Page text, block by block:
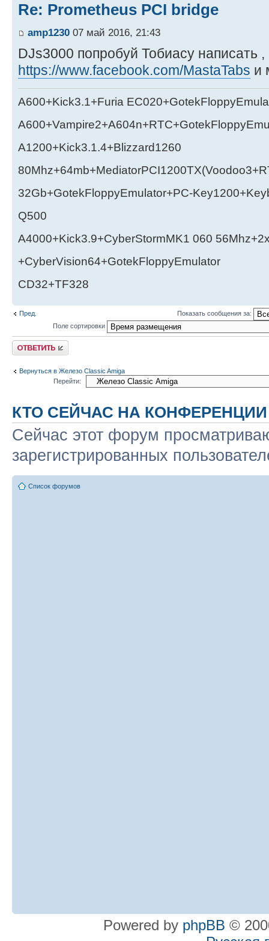
Re: Prometheus PCI bridge
amp1230 07 май 2016, 21:43
DJs3000 попробуй Тобиасу написать
https://www.facebook.com/MastaTabs и
A600+Kick3.1+Furia
A1200+Kick3.1.4+Blizzard1260
32Gb+GotekFloppyEmulator+PC-
Q500
A4000+Kick3.9+CyberStormMK1 060
+CyberVision64+GotekFloppyEmulator
CD32+TF328
Пред.
Показать сообщения за:
Поле сортировки
Ответить
Вернуться в Железо Classic Amiga
Перейти:
КТО СЕЙЧАС НА КОНФЕРЕНЦИИ
Сейчас этот форум
зарегистрированных
Список форумов
Powered by phpBB ©